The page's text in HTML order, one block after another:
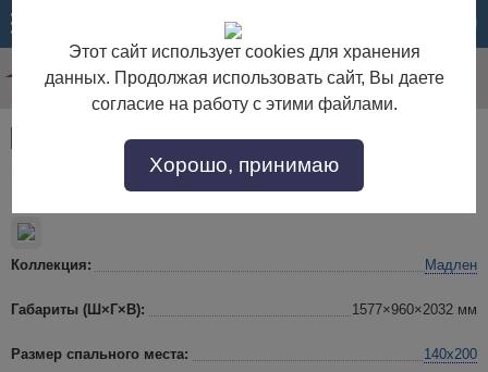
48437
Кровать 1,4 без матраса «Мадлен»
Коллекция: Мадлен
Габариты (Ш×Г×В): 1577×960×2032 мм
Размер спального места:
140х200
Этот сайт использует cookies для хранения
данных. Продолжая использовать сайт, Вы даете
согласие на работу с этими файлами.
Хорошо, принимаю